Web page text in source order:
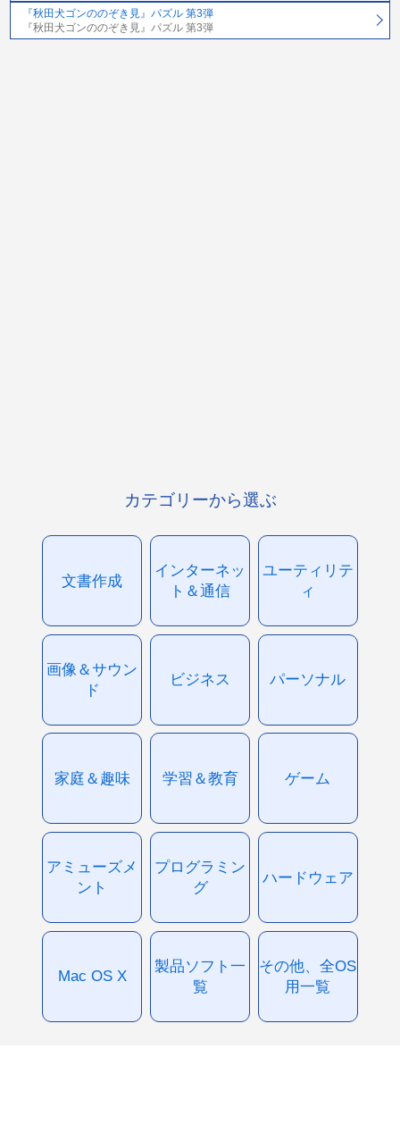
『秋田犬ゴンののぞき見』パズル 第3弾
『秋田犬ゴンののぞき見』パズル 第3弾
カテゴリーから選ぶ
文書作成
インターネッ
ト＆通信
ユーティリテ
ィ
画像＆サウン
ド
ビジネス パーソナル
家庭＆趣味 学習＆教育 ゲーム
アミューズメ
ント
プログラミン
グ
ハードウェア
Mac OS X
製品ソフト一
覧
その他、全OS
用一覧